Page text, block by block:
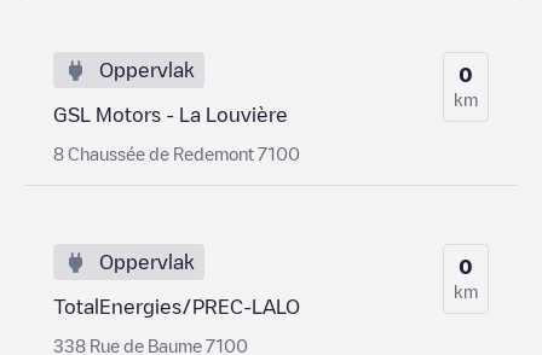
Oppervlak
GSL Motors - La Louvière
8 Chaussée de Redemont 7100
0
km
Oppervlak
TotalEnergies/PREC-LALO
338 Rue de Baume 7100
0
km